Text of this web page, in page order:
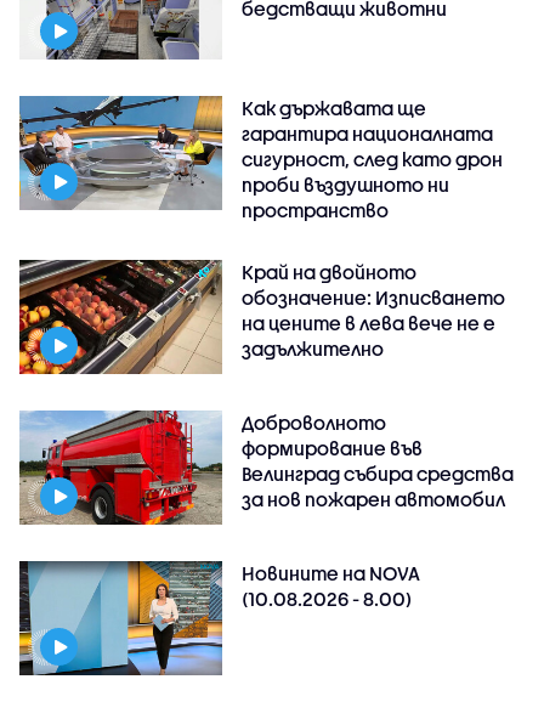
бедстващи животни
Как държавата ще
гарантира националната
сигурност, след като дрон
проби въздушното ни
пространство
Край на двойното
обозначение: Изписването
на цените в лева вече не е
задължително
Доброволното
формирование във
Велинград събира средства
за нов пожарен автомобил
Новините на NOVA
(10.08.2026 - 8.00)